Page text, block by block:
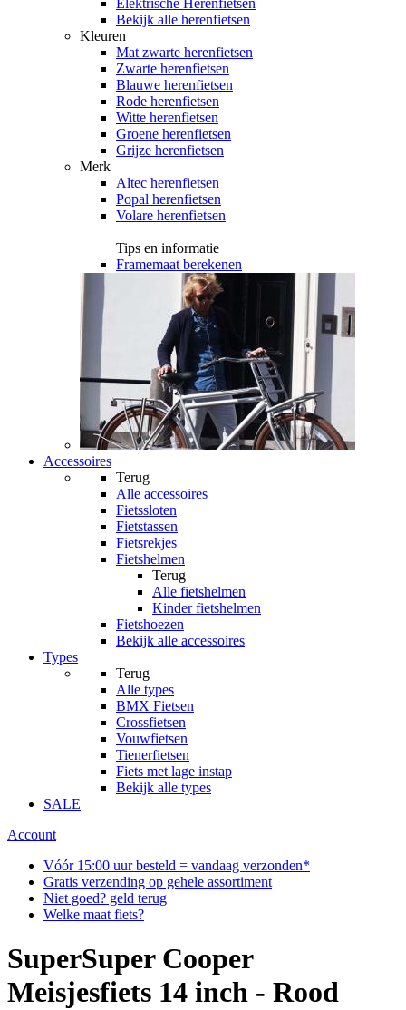
Elektrische Herenfietsen
Bekijk alle herenfietsen
Kleuren
Mat zwarte herenfietsen
Zwarte herenfietsen
Blauwe herenfietsen
Rode herenfietsen
Witte herenfietsen
Groene herenfietsen
Grijze herenfietsen
Merk
Altec herenfietsen
Popal herenfietsen
Volare herenfietsen
Tips en informatie
Framemaat berekenen
Accessoires
Terug
Alle accessoires
Fietssloten
Fietstassen
Fietsrekjes
Fietshelmen
Terug
Alle fietshelmen
Kinder fietshelmen
Fietshoezen
Bekijk alle accessoires
Types
Terug
Alle types
BMX Fietsen
Crossfietsen
Vouwfietsen
Tienerfietsen
Fiets met lage instap
Bekijk alle types
SALE
Account
Vóór 15:00 uur besteld = vandaag verzonden*
Gratis verzending op gehele assortiment
Niet goed? geld terug
Welke maat fiets?
SuperSuper Cooper
Meisjesfiets 14 inch - Rood